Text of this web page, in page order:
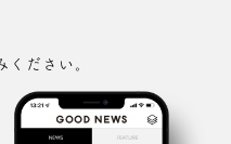
ださい。